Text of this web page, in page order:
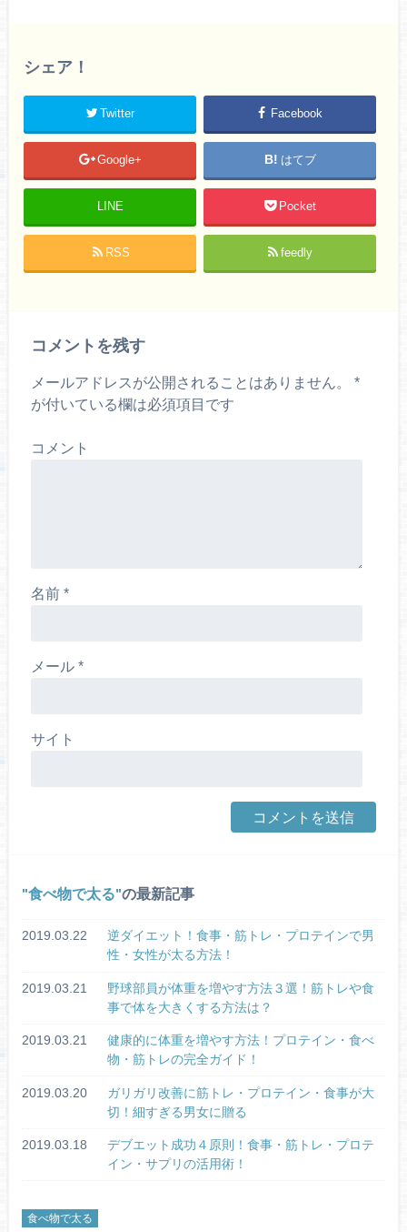
シェア！
Twitter Facebook
Google+ はてブ
LINE Pocket
RSS feedly
コメントを残す
メールアドレスが公開されることはありません。
*
が付いている欄は必須項目です
コメント
名前 *
メール *
サイト
食べ物で太る の最新記事
2019.03.22
逆ダイエット！食事・筋トレ・プロテインで男
性・女性が太る方法！
2019.03.21
野球部員が体重を増やす方法３選！筋トレや食
事で体を大きくする方法は？
2019.03.21
健康的に体重を増やす方法！プロテイン・食べ
物・筋トレの完全ガイド！
2019.03.20
ガリガリ改善に筋トレ・プロテイン・食事が大
切！細すぎる男女に贈る
2019.03.18
デブエット成功４原則！食事・筋トレ・プロテ
イン・サプリの活用術！
食べ物で太る